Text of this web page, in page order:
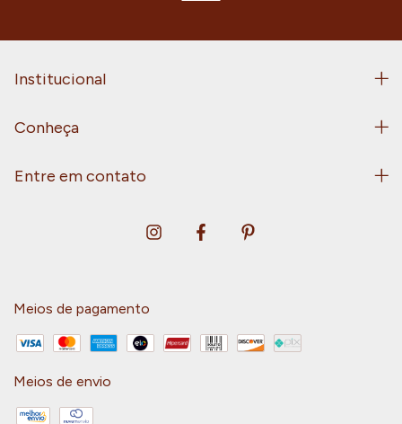
Institucional
Conheça
Entre em contato
Meios de pagamento
Meios de envio